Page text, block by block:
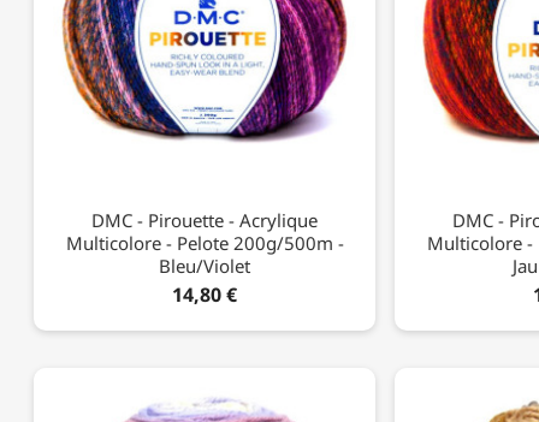
DMC - Pirouette - Acrylique
Multicolore - Pelote 200g/500m -
Bleu/violet
14,80 €
DMC -
Multicolore -